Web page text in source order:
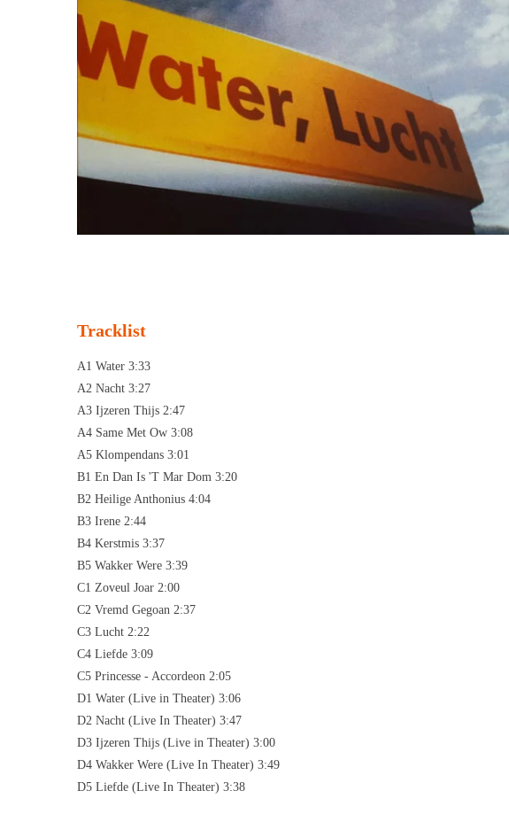
Tracklist
A1 Water 3:33
A2 Nacht 3:27
A3 Ijzeren Thijs 2:47
A4 Same Met Ow 3:08
A5 Klompendans 3:01
B1 En Dan Is 'T Mar Dom 3:20
B2 Heilige Anthonius 4:04
B3 Irene 2:44
B4 Kerstmis 3:37
B5 Wakker Were 3:39
C1 Zoveul Joar 2:00
C2 Vremd Gegoan 2:37
C3 Lucht 2:22
C4 Liefde 3:09
C5 Princesse - Accordeon 2:05
D1 Water (Live in Theater) 3:06
D2 Nacht (Live In Theater) 3:47
D3 Ijzeren Thijs (Live in Theater) 3:00
D4 Wakker Were (Live In Theater) 3:49
D5 Liefde (Live In Theater) 3:38